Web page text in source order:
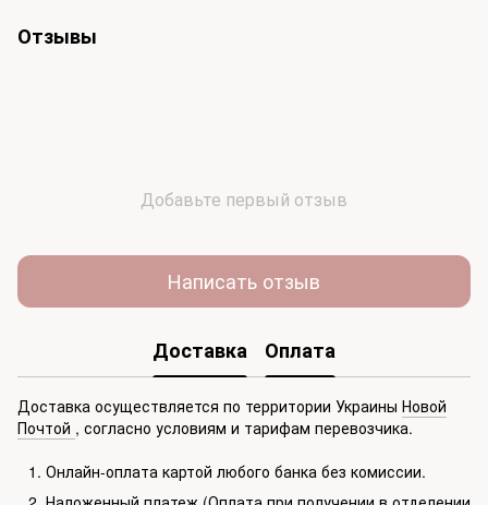
Отзывы
Добавьте первый отзыв
Написать отзыв
Доставка Оплата
Доставка осуществляется по территории Украины Новой
Почтой , согласно условиям и тарифам перевозчика.
Онлайн-оплата картой любого банка без комиссии.